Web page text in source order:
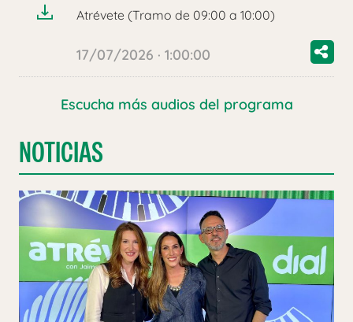
Atrévete (Tramo de 09:00 a 10:00)
17/07/2026 · 1:00:00
Escucha más audios del programa
NOTICIAS